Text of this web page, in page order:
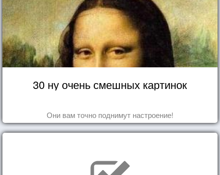
30 ну очень смешных картинок
Они вам точно поднимут настроение!